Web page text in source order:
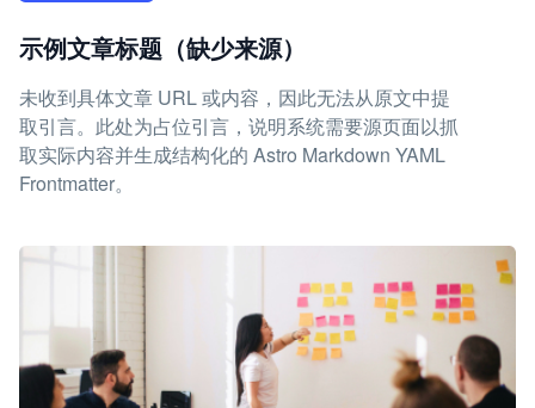
示例文章标题（缺少来源）
未收到具体文章 URL 或内容，因此无法从原文中提
取引言。此处为占位引言，说明系统需要源页面以抓
取实际内容并生成结构化的 Astro Markdown YAML
Frontmatter。